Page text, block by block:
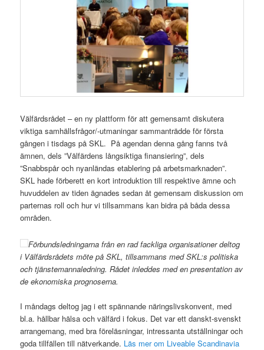
Välfärdsrådet – en ny plattform för att gemensamt diskutera
viktiga samhällsfrågor/-utmaningar sammanträdde för första
gången i tisdags på SKL. På agendan denna gång fanns två
ämnen, dels ”Välfärdens långsiktiga finansiering”, dels
”Snabbspår och nyanländas etablering på arbetsmarknaden”.
SKL hade förberett en kort introduktion till respektive ämne och
huvuddelen av tiden ägnades sedan åt gemensam diskussion om
parternas roll och hur vi tillsammans kan bidra på båda dessa
områden.
Förbundsledningarna från en rad fackliga organisationer deltog
i Välfärdsrådets möte på SKL, tillsammans med SKL:s politiska
och tjänstemannaledning. Rådet inleddes med en presentation av
de ekonomiska prognoserna.
I måndags deltog jag i ett spännande näringslivskonvent, med
bl.a. hållbar hälsa och välfärd i fokus. Det var ett danskt-svenskt
arrangemang, med bra föreläsningar, intressanta utställningar och
goda tillfällen till nätverkande. Läs mer om Liveable Scandinavia